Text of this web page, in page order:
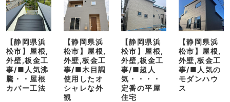
【静岡県浜
松市】屋根,
外壁,板金工
事/■人気沸
騰・・屋根
カバー工法
【静岡県浜
松市】屋根,
外壁,板金工
事/■木目調
使用したオ
シャレな外
観
【静岡県浜
松市】屋根,
外壁,板金工
事/■超人
気・・・・
定番の平屋
住宅
【静岡県浜
松市】屋根,
外壁,板金工
事/■人気の
モダンハウ
ス